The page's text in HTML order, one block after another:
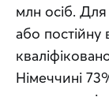
млн осіб.
або
Німеччині